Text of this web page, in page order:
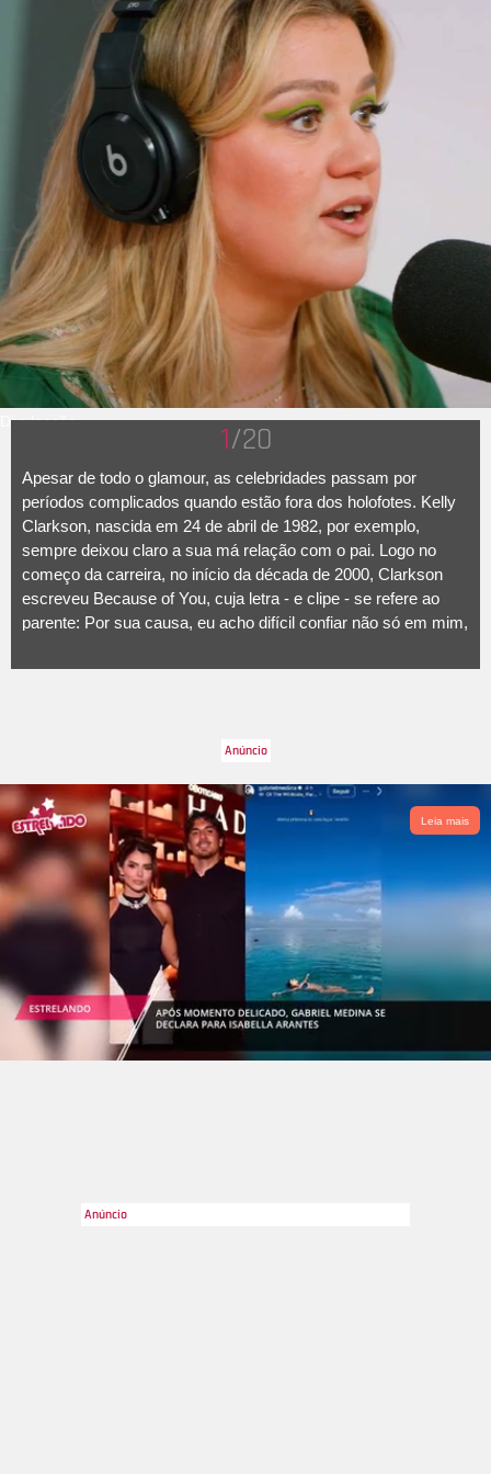
Divulgação 1/20
Apesar de todo o glamour, as celebridades passam por
períodos complicados quando estão fora dos holofotes. Kelly
Clarkson, nascida em 24 de abril de 1982, por exemplo,
sempre deixou claro a sua má relação com o pai. Logo no
começo da carreira, no início da década de 2000, Clarkson
escreveu Because of You, cuja letra - e clipe - se refere ao
parente: Por sua causa, eu acho difícil confiar não só em mim,
tenho medo. Além de continuar: Não posso chorar, porque sei
e Remington, mostra ter superado o acontecimento, apesar de
coletou do chão onde você abandonou as coisas. Pedaço por
pedaço, ele preencheu os buracos que você abriu em mim
aos seis anos de idade. e finalizou: Ele me mostrou que um
homem pode ser bom e que um pai pode ficar. A cantora
apresentou essa canção grávida de seu segundo filho durante
o American Idol, levando todos às lágrimas, inclusive ela
mesma. Pura força, né? Confira, a seguir, outros casos de
relações conturbadas entre pais e filhos no mundo das
celebridades.
Leia mais